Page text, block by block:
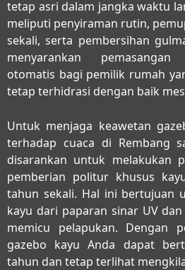
tetap asri dalam jangka waktu
meliputi penyiraman rutin,
sekali, serta pembersihan
menyarankan
otomatis bagi pemilik rumah
tetap terhidrasi dengan baik
Untuk menjaga keawetan
terhadap cuaca di Rembang
disarankan untuk melakukan
pemberian politur khusus
tahun sekali. Hal ini bertujuan
kayu dari paparan sinar UV
memicu pelapukan. Dengan
gazebo kayu Anda dapat
tahun dan tetap terlihat